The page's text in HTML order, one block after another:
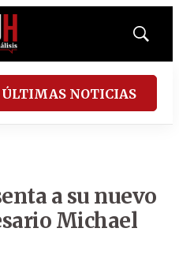
Mostrar
ÚLTIMAS NOTICIAS
a su nuevo
Michael